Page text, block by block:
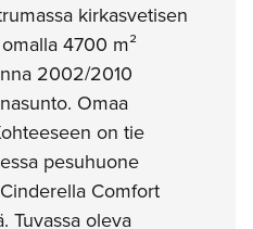
kirkasvetisen
4700 m²
2002/2010
Omaa
on tie
pesuhuone
Comfort
Tuvassa oleva